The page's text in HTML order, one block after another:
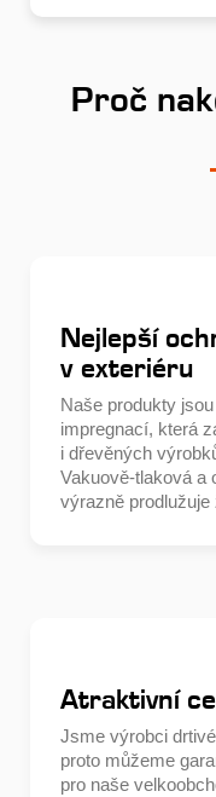
Proč
Nejlepší
v exteriéru
Naše produkty
impregnací, která
i dřevěných
Vakuově-tlaková a
výrazně
Atraktivní
Jsme výrobci
proto můžeme
pro naše